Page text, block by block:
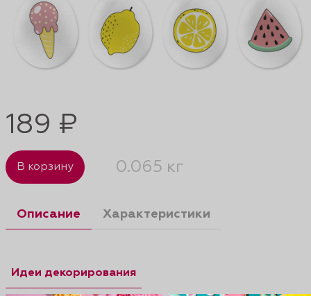
189 ₽
В корзину 0.065 кг
Описание Характеристики
Идеи декорирования